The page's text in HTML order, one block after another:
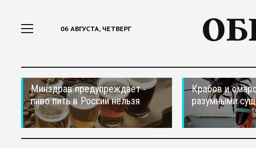
06 АВГУСТА, ЧЕТВЕРГ
Минздрав предупреждает -
пиво пить в России нельзя
Крабов и
разумными